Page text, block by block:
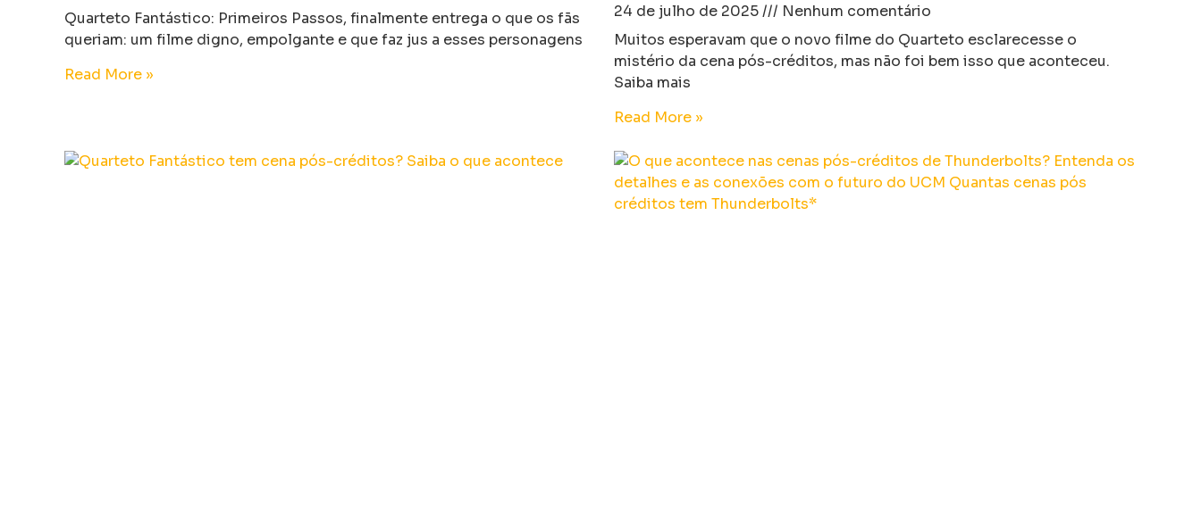
Quarteto Fantástico: Primeiros Passos, finalmente entrega o que os fãs
queriam: um filme digno, empolgante e que faz jus a esses personagens
Read More »
24 de julho de 2025
Nenhum comentário
Muitos esperavam que o novo filme do Quarteto esclarecesse o
mistério da cena pós-créditos, mas não foi bem isso que aconteceu.
Saiba mais
Read More »